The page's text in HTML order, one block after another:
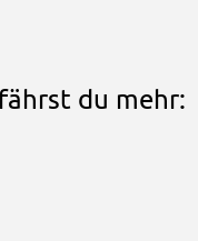
du mehr: